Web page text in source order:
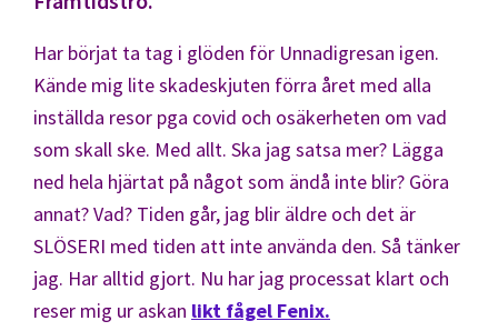
Har börjat ta tag i glöden för Unnadigresan igen.
Kände mig lite skadeskjuten förra året med alla
inställda resor pga covid och osäkerheten om vad
som skall ske. Med allt. Ska jag satsa mer? Lägga
ned hela hjärtat på något som ändå inte blir? Göra
annat? Vad? Tiden går, jag blir äldre och det är
SLÖSERI med tiden att inte använda den. Så tänker
jag. Har alltid gjort. Nu har jag processat klart och
reser mig ur askan likt fågel Fenix.